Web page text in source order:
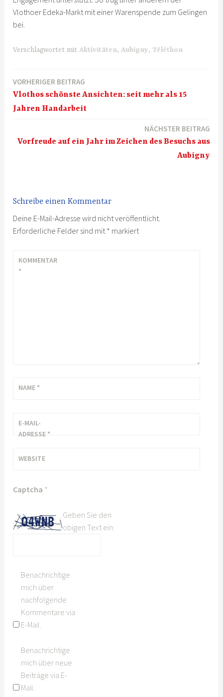
Vlothoer Edeka-Markt mit einer Warenspende zum Gelingen
bei.
Verschlagwortet mitAktivitäten,Aubigny, Téléthon
Beitragsnavigation
VORHERIGER BEITRAG
Vlothos schönste Ansichten: seit mehr als 15
Jahren Handarbeit
NÄCHSTER BEITRAG
Vorfreude auf ein Jahr im Zeichen des Besuchs aus
Aubigny
Schreibe einen Kommentar
Deine E-Mail-Adresse wird nicht veröffentlicht.
Erforderliche Felder sind mit* markiert
KOMMENTAR
*
NAME *
E-MAIL-
ADRESSE *
WEBSITE
Captcha *
Geben Sie den
obigen Text ein:
Benachrichtige
mich über
nachfolgende
Kommentare via
E-Mail.
Benachrichtige
mich über neue
Beiträge via E-
Mail.